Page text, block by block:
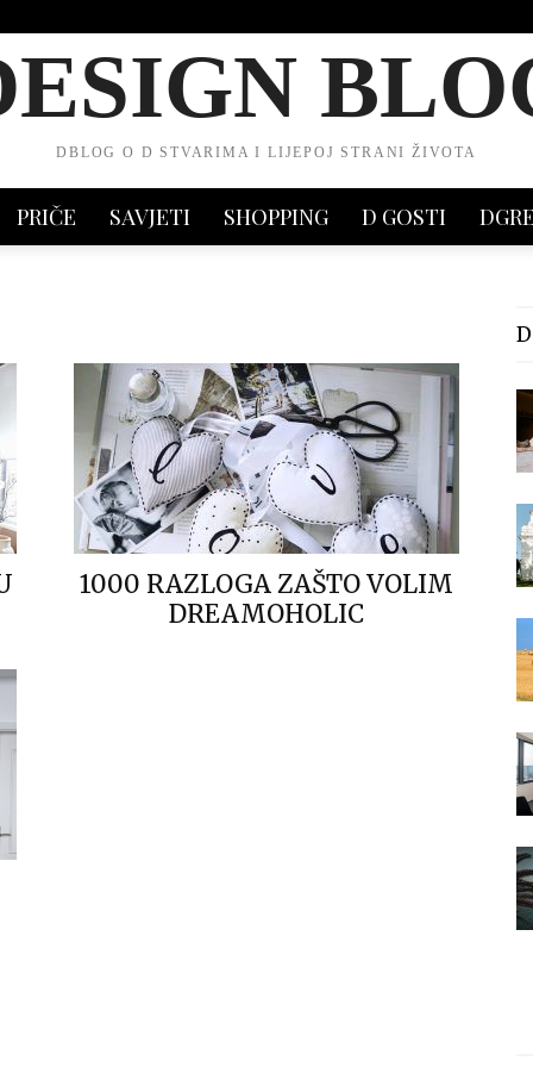
DBLOG O D STVARIMA I LIJEPOJ STRANI ŽIVOTA
PRIČE SAVJETI SHOPPING D GOSTI
1000 RAZLOGA ZAŠTO VOLIM
DREAMOHOLIC